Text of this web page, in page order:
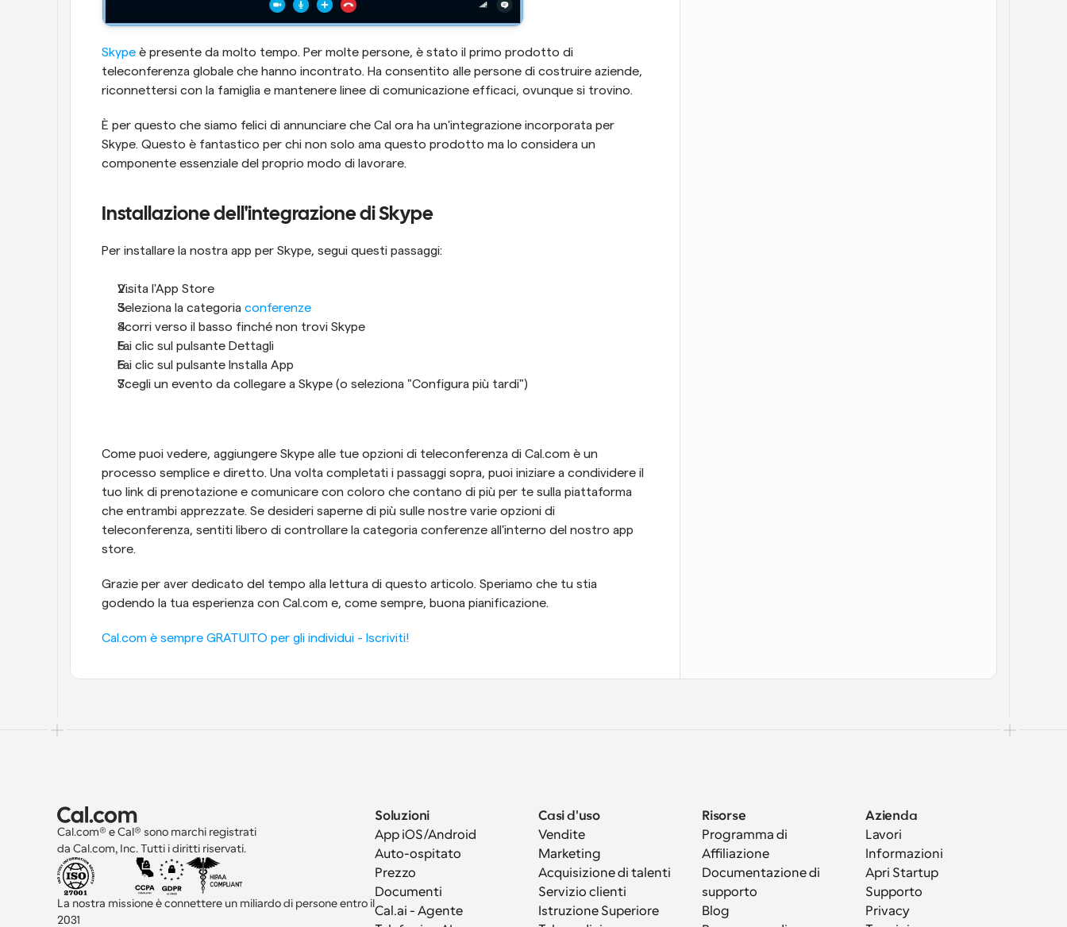
Skype è presente da molto tempo. Per molte persone, è stato il primo prodotto di
teleconferenza globale che hanno incontrato. Ha consentito alle persone di costruire aziende,
riconnettersi con la famiglia e mantenere linee di comunicazione efficaci, ovunque si trovino.
È per questo che siamo felici di annunciare che Cal ora ha un'integrazione incorporata per
Skype. Questo è fantastico per chi non solo ama questo prodotto ma lo considera un
componente essenziale del proprio modo di lavorare.
Installazione dell'integrazione di Skype
Per installare la nostra app per Skype, segui questi passaggi:
Visita l'App Store
Seleziona la categoria conferenze
Scorri verso il basso finché non trovi Skype
Fai clic sul pulsante Dettagli
Fai clic sul pulsante Installa App
Scegli un evento da collegare a Skype (o seleziona "Configura più tardi")
Come puoi vedere, aggiungere Skype alle tue opzioni di teleconferenza di Cal.com è un
processo semplice e diretto. Una volta completati i passaggi sopra, puoi iniziare a condividere il
tuo link di prenotazione e comunicare con coloro che contano di più per te sulla piattaforma
che entrambi apprezzate. Se desideri saperne di più sulle nostre varie opzioni di
teleconferenza, sentiti libero di controllare la categoria conferenze all'interno del nostro app
store.
Grazie per aver dedicato del tempo alla lettura di questo articolo. Speriamo che tu stia
godendo la tua esperienza con Cal.com e, come sempre, buona pianificazione.
Cal.com è sempre GRATUITO per gli individui - Iscriviti!
Cal.com® e Cal® sono marchi registrati
da Cal.com, Inc. Tutti i diritti riservati.
La nostra missione è connettere un miliardo di persone entro il
2031
Soluzioni
App iOS/Android
Auto-ospitato
Prezzo
Documenti
Cal.ai - Agente
Casi d'uso
Vendite
Marketing
Acquisizione di talenti
Servizio clienti
Istruzione Superiore
Risorse
Programma di
Affiliazione
Documentazione di
supporto
Blog
Azienda
Lavori
Informazioni
Apri Startup
Supporto
Privacy